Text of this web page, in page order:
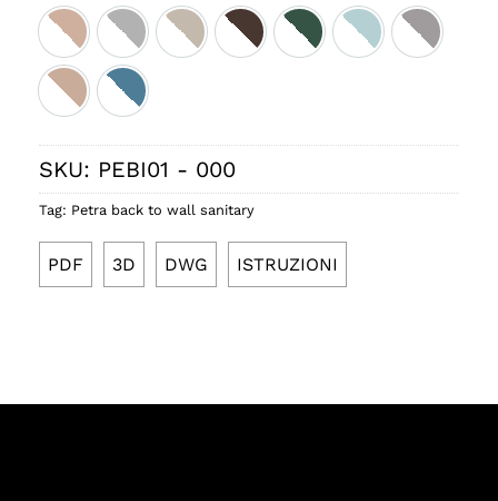
Bicolore cipria satinato
Bicolore perla satinato
Bicolore sabbia satinato
Bicolore cacao satinato
Bicolore smeraldo
Bicolore iceBicolore
Bicolore rosa lucido
Bicolore denim lucido
SKU: PEBI01 - 000
Tag: Petra back to wall sanitary
PDF 3D DWG ISTRUZIONI